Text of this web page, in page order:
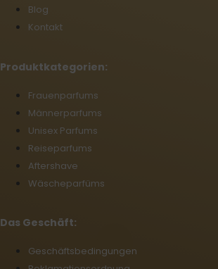
Blog
Kontakt
Produktkategorien:
Frauenparfums
Männerparfums
Unisex Parfums
Reiseparfums
Aftershave
Wäscheparfüms
Das Geschäft:
Geschäftsbedingungen